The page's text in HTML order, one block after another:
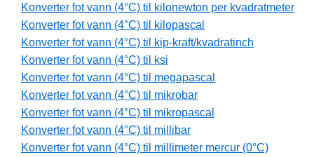
Konverter fot vann (4°C) til kilonewton per kvadratmeter
Konverter fot vann (4°C) til kilopascal
Konverter fot vann (4°C) til kip-kraft/kvadratinch
Konverter fot vann (4°C) til ksi
Konverter fot vann (4°C) til megapascal
Konverter fot vann (4°C) til mikrobar
Konverter fot vann (4°C) til mikropascal
Konverter fot vann (4°C) til millibar
Konverter fot vann (4°C) til millimeter mercur (0°C)